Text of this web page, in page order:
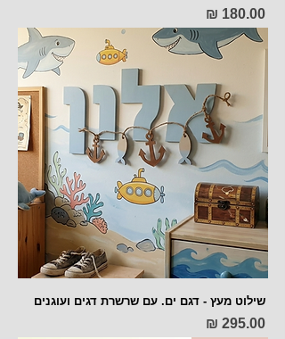
מחיר
שילוט מעץ - דגם ים. עם שרשרת דגים ועוגנים
מחיר